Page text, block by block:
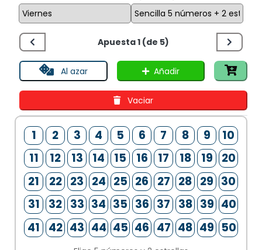
Apuesta 1 (de 5)
Vaciar
Al azar Añadir
1 2 3 4 5 6 7 8 9
10
11
12 13 14 15 16 17 18 19
20
21
22 23 24 25 26 27 28 29 30
31
32 33 34 35 36 37 38 39 40
41
42 43 44 45 46 47 48 49 50